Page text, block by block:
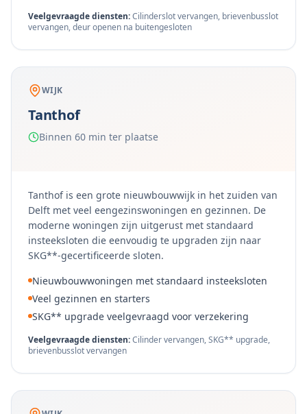
Veelgevraagde diensten:Cilinderslot vervangen, brievenbusslot
vervangen, deur openen na buitengesloten
WIJK
Tanthof
Binnen 60 min ter plaatse
Tanthof is een grote nieuwbouwwijk in het zuiden van
Delft met veel eengezinswoningen en gezinnen. De
moderne woningen zijn uitgerust met standaard
insteeksloten die eenvoudig te upgraden zijn naar
SKG**-gecertificeerde sloten.
Nieuwbouwwoningen met standaard insteeksloten
Veel gezinnen en starters
SKG** upgrade veelgevraagd voor verzekering
Veelgevraagde diensten:Cilinder vervangen, SKG** upgrade,
brievenbusslot vervangen